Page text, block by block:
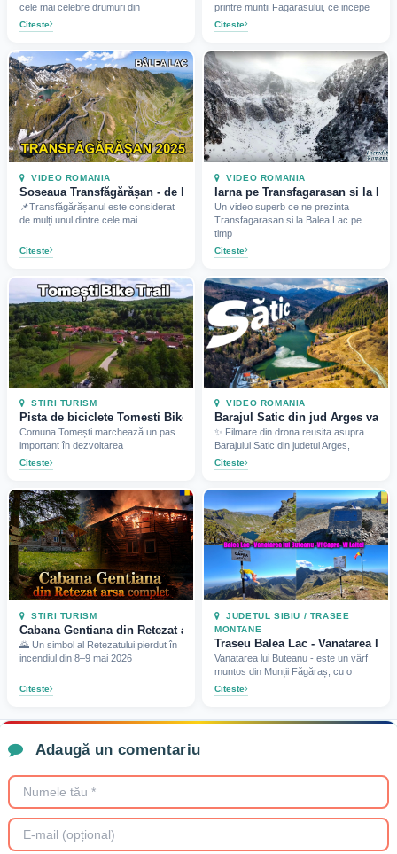
cele mai celebre drumuri din
Citeste
printre muntii Fagarasului, ce incepe
Citeste
VIDEO ROMANIA
Soseaua Transfăgărășan - de la Cârțișoara la Bâlea Lac
📌Transfăgărășanul este considerat
de mulți unul dintre cele mai
Citeste
VIDEO ROMANIA
Iarna pe Transfagarasan si la
Un video superb ce ne prezinta
Transfagarasan si la Balea Lac pe
timp
Citeste
STIRI TURISM
Pista de biciclete Tomesti Bike Trail finalizata (2026)
Comuna Tomești marchează un pas
important în dezvoltarea
Citeste
VIDEO ROMANIA
Barajul Satic din jud Arges
✨ Filmare din drona reusita asupra
Barajului Satic din judetul Arges,
Citeste
STIRI TURISM
Cabana Gentiana din Retezat arsa complet (2026)
🌄 Un simbol al Retezatului pierdut în
incendiul din 8–9 mai 2026
Citeste
JUDETUL SIBIU / TRASEE
MONTANE
Traseu Balea Lac - Vanatarea lui
Vanatarea lui Buteanu - este un vârf
muntos din Munții Făgăraș, cu o
Citeste
Adaugă un comentariu